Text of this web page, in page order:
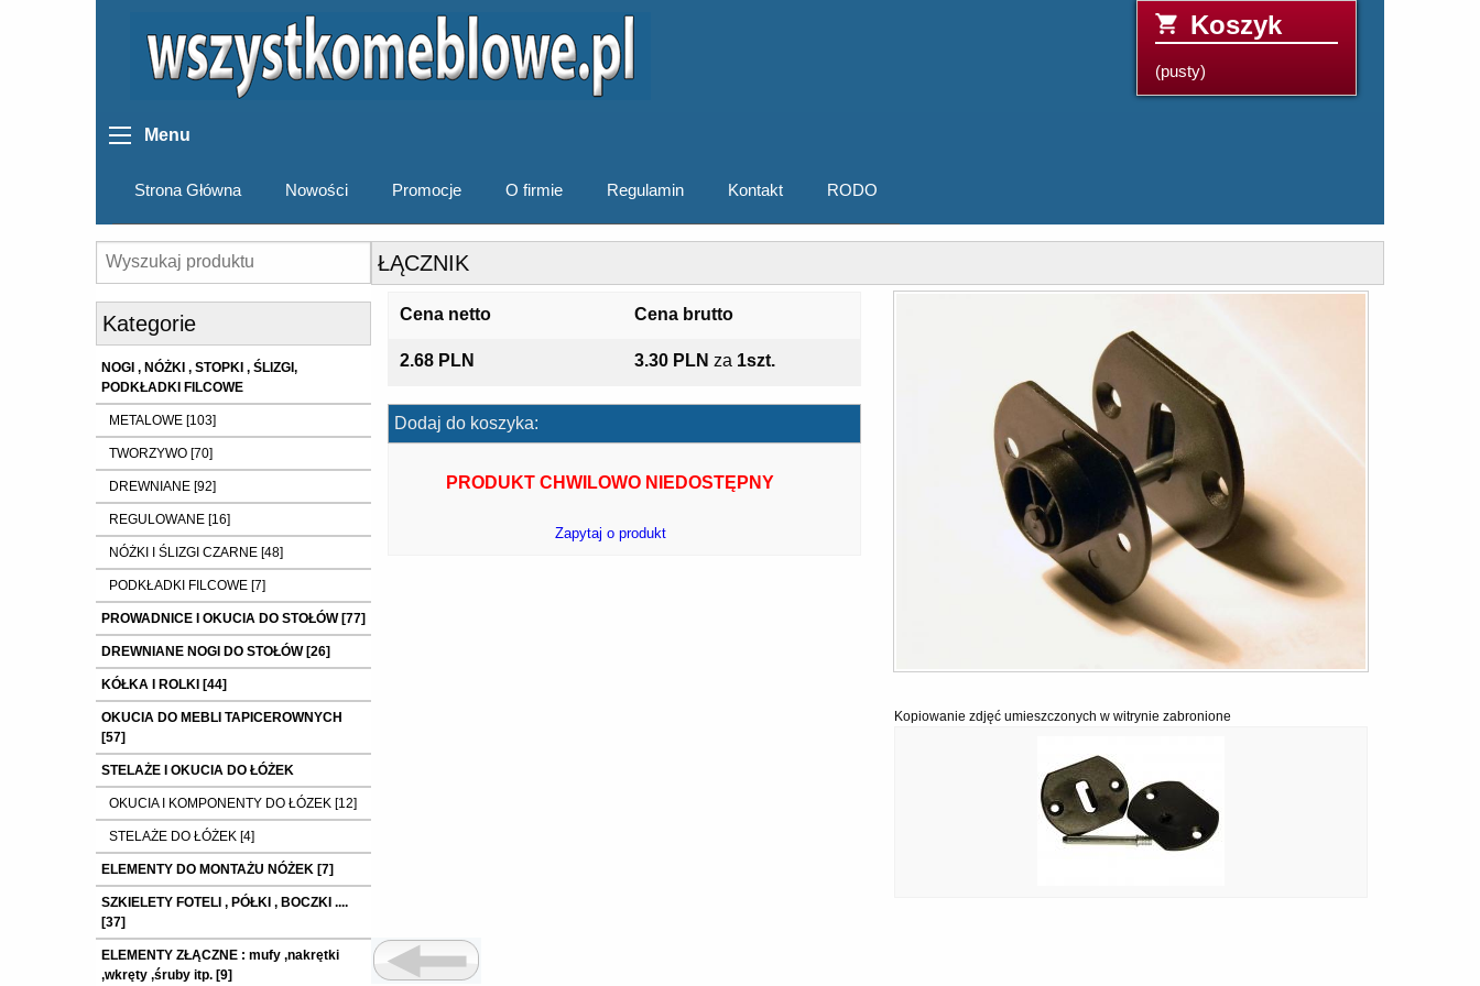
Koszyk
(pusty)
Menu
Strona Główna Nowości Promocje O firmie Regulamin Kontakt RODO
Kategorie
NOGI , NÓŻKI , STOPKI , ŚLIZGI,
PODKŁADKI FILCOWE
METALOWE [103]
TWORZYWO [70]
DREWNIANE [92]
REGULOWANE [16]
NÓŻKI I ŚLIZGI CZARNE [48]
PODKŁADKI FILCOWE [7]
PROWADNICE I OKUCIA DO STOŁÓW [77]
DREWNIANE NOGI DO STOŁÓW [26]
KÓŁKA I ROLKI [44]
OKUCIA DO MEBLI TAPICEROWNYCH
[57]
STELAŻE I OKUCIA DO ŁÓŻEK
OKUCIA I KOMPONENTY DO ŁÓZEK [12]
STELAŻE DO ŁÓŻEK [4]
ELEMENTY DO MONTAŻU NÓŻEK [7]
SZKIELETY FOTELI , PÓŁKI , BOCZKI ....
[37]
ELEMENTY ZŁĄCZNE : mufy ,nakrętki
,wkręty ,śruby itp. [9]
ŁĄCZNIK
Cena netto Cena brutto
2.68 PLN 3.30 PLN za 1szt.
Dodaj do koszyka:
PRODUKT CHWILOWO NIEDOSTĘPNY
Zapytaj o produkt
Kopiowanie zdjęć umieszczonych w witrynie zabronione